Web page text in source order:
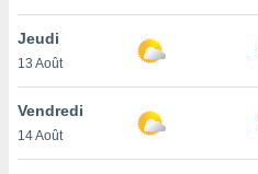
un
la
Jeudi
13 Août
Vendredi
14 Août